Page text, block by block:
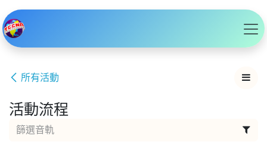
所有活動
活動流程